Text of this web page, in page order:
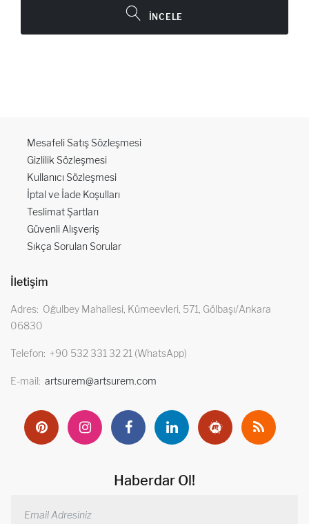
İNCELE
Mesafeli Satış Sözleşmesi
Gizlilik Sözleşmesi
Kullanıcı Sözleşmesi
İptal ve İade Koşulları
Teslimat Şartları
Güvenli Alışveriş
Sıkça Sorulan Sorular
İletişim
Adres Oğulbey Mahallesi, Kümeevleri, 571, Gölbaşı/Ankara
06830
Telefon +90 532 331 32 21 (WhatsApp)
E-mail artsurem@artsurem.com
Haberdar Ol!